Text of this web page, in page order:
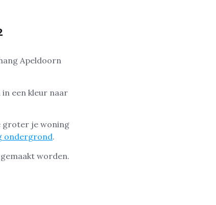
Apeldoorn
een kleur naar
groter je woning
ondergrond.
worden.